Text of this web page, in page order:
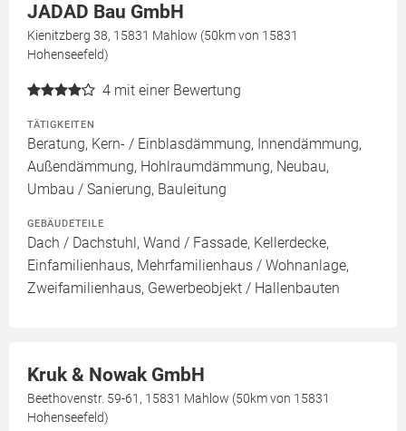
JADAD Bau GmbH
Kienitzberg 38, 15831 Mahlow (50km von 15831
Hohenseefeld)
4 mit einer Bewertung
TÄTIGKEITEN
Beratung, Kern- / Einblasdämmung, Innendämmung,
Außendämmung, Hohlraumdämmung, Neubau,
Umbau / Sanierung, Bauleitung
GEBÄUDETEILE
Dach / Dachstuhl, Wand / Fassade, Kellerdecke,
Einfamilienhaus, Mehrfamilienhaus / Wohnanlage,
Zweifamilienhaus, Gewerbeobjekt / Hallenbauten
Kruk & Nowak GmbH
Beethovenstr. 59-61, 15831 Mahlow (50km von 15831
Hohenseefeld)